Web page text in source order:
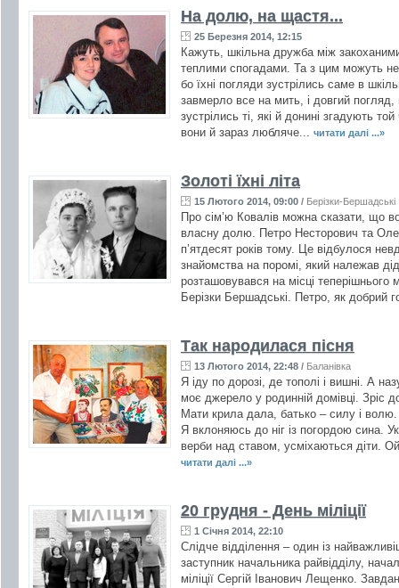
На долю, на щастя...
25 Березня 2014, 12:15
Кажуть, шкільна дружба між
теплими спогадами. Та з цим можуть
бо їхні погляди зустрілись саме в
завмерло все на мить, і довгий
зустрілись ті, які й донині згадують
вони й зараз любляче...
читати далі ...»
Золоті їхні літа
15 Лютого 2014, 09:00 / Берізки-Бершадські
Про сім’ю Ковалів можна сказати, що
власну долю. Петро Несторович та
п’ятдесят років тому. Це відбулося
знайомства на поромі, який належав
розташовувався на місці теперішнього
Берізки Бершадські. Петро, як добрий
Так народилася пісня
13 Лютого 2014, 22:48 / Баланівка
Я іду по дорозі, де тополі і вишні. А
моє джерело у родинній домівці. Зріс
Мати крила дала, батько – силу і
Я вклоняюсь до ніг із погордою сина.
верби над ставом, усміхаються діти.
читати далі ...»
20 грудня - День міліції
1 Січня 2014, 22:10
Слідче відділення – один із
заступник начальника райвідділу,
міліції Сергій Іванович Лещенко.